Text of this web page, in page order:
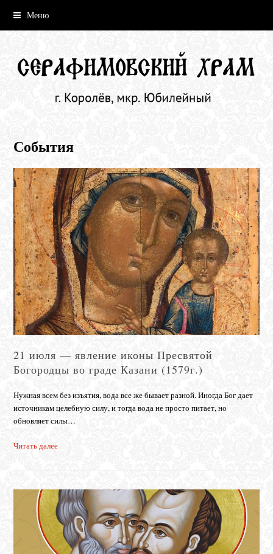
Меню
События
21 июля — явление иконы Пресвятой
Богородцы во граде Казани (1579г.)
Нужная всем без изъятия, вода все же бывает разной. Иногда Бог дает
источникам целебную силу, и тогда вода не просто питает, но
обновляет силы…
Читать далее